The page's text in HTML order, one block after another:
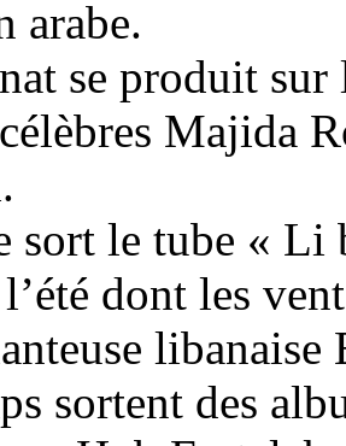
arabe.
se produit sur
Majida
sort le tube «
dont les
libanaise
sortent des